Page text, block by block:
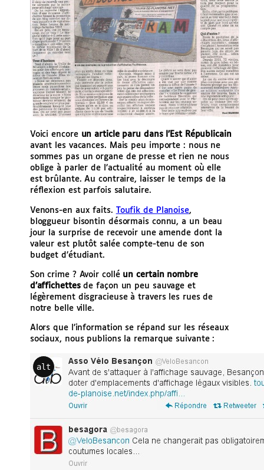
Voici encore un article paru dans l’Est Républicain
avant les vacances. Mais peu importe : nous ne
sommes pas un organe de presse et rien ne nous
oblige à parler de l’actualité au moment où elle
est brûlante. Au contraire, laisser le temps de la
réflexion est parfois salutaire.
Venons-en aux faits. Toufik de Planoise,
bloggueur bisontin désormais connu, a un beau
jour la surprise de recevoir une amende dont la
valeur est plutôt salée compte-tenu de son
budget d’étudiant.
Son crime ? Avoir collé un certain nombre
d’affichettesde façon un peu sauvage et
légèrement disgracieuse à travers les rues de
notre belle ville.
Alors que l’information se répand sur les réseaux
sociaux, nous publions la remarque suivante :
alt